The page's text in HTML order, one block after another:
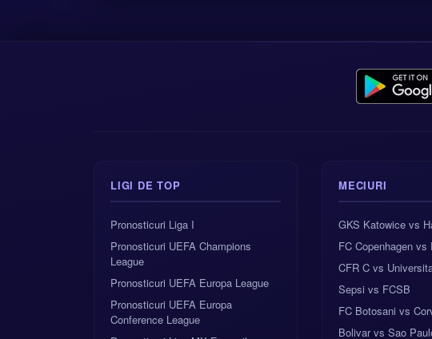
LIGI DE TOP
Pronosticuri Liga I
Pronosticuri UEFA Champions
League
Pronosticuri UEFA Europa League
Pronosticuri UEFA Europa
Conference League
MECIURI
GKS Katowice vs
FC Copenhagen vs
CFR C vs
Sepsi vs FCSB
FC Botosani vs
Bolivar vs Sao